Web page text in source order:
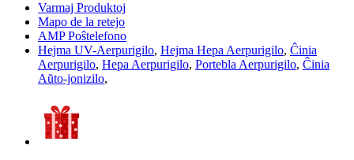
Varmaj Produktoj
Mapo de la retejo
AMP Poŝtelefono
Hejma UV-Aerpurigilo, Hejma Hepa Aerpurigilo, Ĉinia
Aerpurigilo, Hepa Aerpurigilo, Portebla Aerpurigilo, Ĉinia
Aŭto-jonizilo,